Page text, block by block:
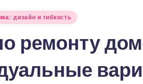
дизайн и гибкость
ремонту